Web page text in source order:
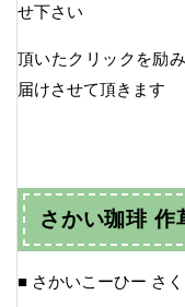
せ下さい
頂いたクリックを励
届けさせて頂きます
さかい珈琲 作
■ さかいこーひー さ